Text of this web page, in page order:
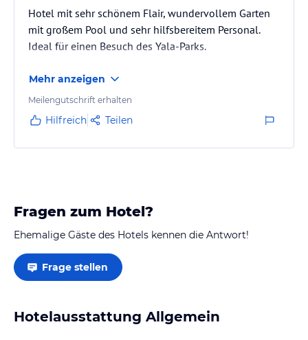
Hotel mit sehr schönem Flair, wundervollem Garten
mit großem Pool und sehr hilfsbereitem Personal.
Ideal für einen Besuch des Yala-Parks.
Mehr anzeigen
Meilengutschrift erhalten
Hilfreich Teilen
Fragen zum Hotel?
Ehemalige Gäste des Hotels kennen die Antwort!
Frage stellen
Hotelausstattung Allgemein